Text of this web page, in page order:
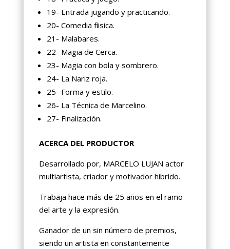
19- Entrada jugando y practicando.
20- Comedia fíisica.
21- Malabares.
22- Magia de Cerca.
23- Magia con bola y sombrero.
24- La Nariz roja.
25- Forma y estilo.
26- La Técnica de Marcelino.
27- Finalización.
ACERCA DEL PRODUCTOR
Desarrollado por, MARCELO LUJAN actor
multiartista, criador y motivador híbrido.
Trabaja hace más de 25 años en el ramo
del arte y la expresión.
Ganador de un sin número de premios,
siendo un artista en constantemente